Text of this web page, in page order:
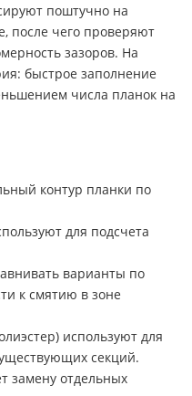
поштучно на
после чего проверяют
зазоров. На
быстрое заполнение
числа планок на
контур планки по
для подсчета
варианты по
к смятию в зоне
используют для
секций.
замену отдельных